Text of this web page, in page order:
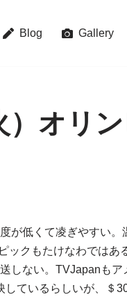
Blog Gallery
オリ
低くて凌ぎやすい。
ックもたけなわではあ
しない。TVJapanも
ているらしいが、＄